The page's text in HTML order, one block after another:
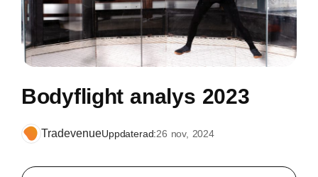
Bodyflight analys 2023
TradevenueUppdaterad:26 nov, 2024